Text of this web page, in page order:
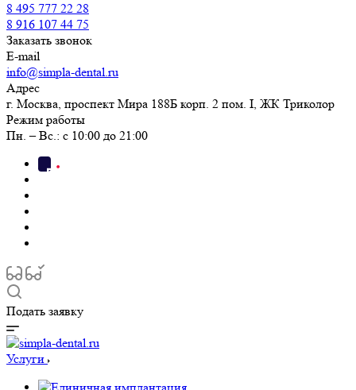
8 495 777 22 28
8 916 107 44 75
Заказать звонок
E-mail
info@simpla-dental.ru
Адрес
г. Москва, проспект Мира 188Б корп. 2 пом. I, ЖК Триколор
Режим работы
Пн. – Вс.: с 10:00 до 21:00
Подать заявку
Услуги